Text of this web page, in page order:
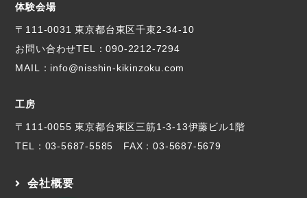
体験会場
〒111-0031 東京都台東区千束2-34-10
お問い合わせTEL：090-2212-7294
MAIL：info@nisshin-kikinzoku.com
工房
〒111-0055 東京都台東区三筋1-3-13伊藤ビル1階
TEL： 03-5687-5585 FAX：03-5687-5679
会社概要